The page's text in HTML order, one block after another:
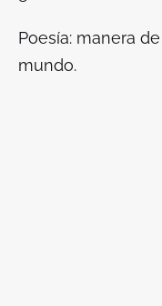
Poesía: manera
mundo.